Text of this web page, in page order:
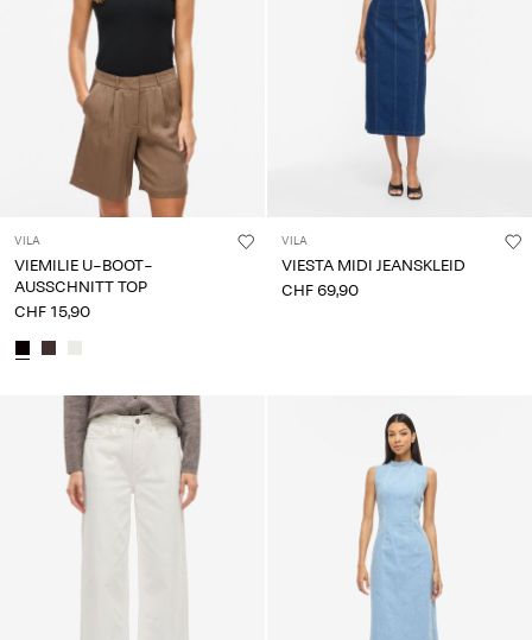
Fragen?
Schweiz
Deutsch
VILA
VIEMILIE U-BOOT-
AUSSCHNITT TOP
CHF 15,90
VILA
VIESTA MIDI JEANSKLEID
CHF 69,90